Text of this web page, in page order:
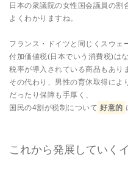
日本の衆議院の女性国会議員の
よくわかりますね。
フランス・ドイツと同じくスウェ
付加価値税(日本でいう消費税)は
税率が導入されている商品もあり
その代わり、男性の育休取得によ
だったり保障も手厚く、
国民の4割が税制について 好意的
これから発展していく